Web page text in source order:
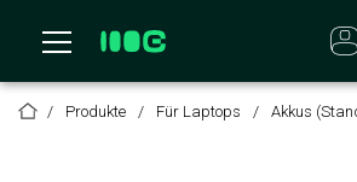
Produkte Für Laptops Akkus